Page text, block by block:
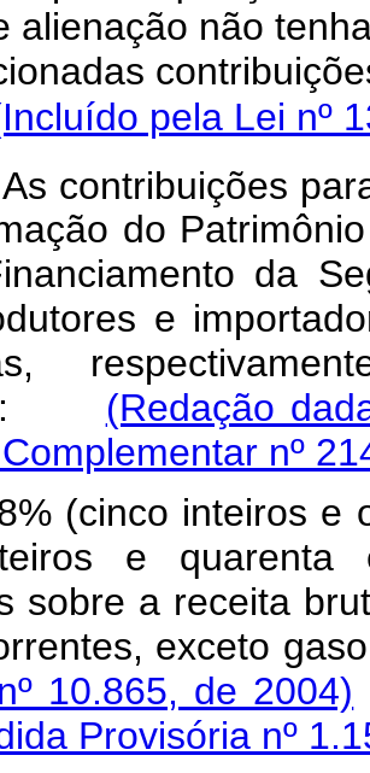
alienação não
pela Lei nº
contribuições
do
da
e
(Redação
nº
(cinco inteiros e
e quarenta
sobre a receita
exceto
10.865, de 2004)
Provisória nº